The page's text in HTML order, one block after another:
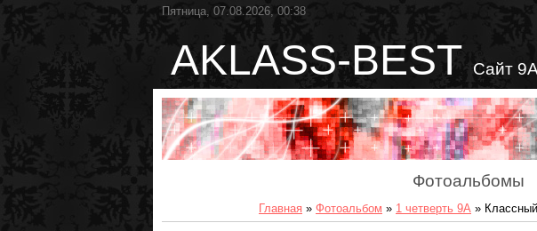
Пятница, 07.08.2026, 00:38
AKLASS-BEST Сайт
Фотоальбомы
Главная » Фотоальбом » 1 четверть 9А »